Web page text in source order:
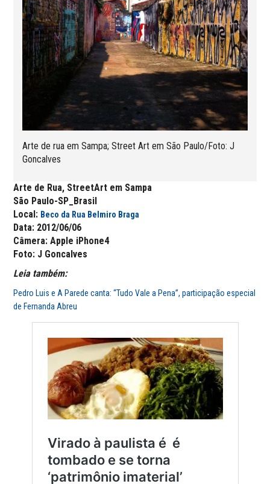
Arte de rua em Sampa; Street Art em São Paulo/Foto: J
Goncalves
Arte de Rua, StreetArt em Sampa
São Paulo-SP_Brasil
Local: Beco da Rua Belmiro Braga
Data: 2012/06/06
Câmera: Apple iPhone4
Foto: J Goncalves
Leia também:
Pedro Luis e A Parede canta: “Tudo Vale a Pena”, participação especial
de Fernanda Abreu